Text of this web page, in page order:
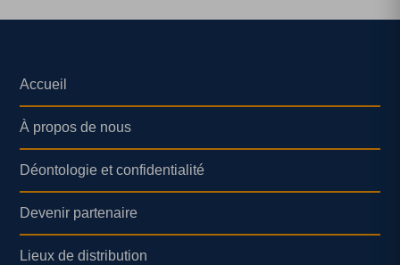
Accueil
À propos de nous
Déontologie et confidentialité
Devenir partenaire
Lieux de distribution